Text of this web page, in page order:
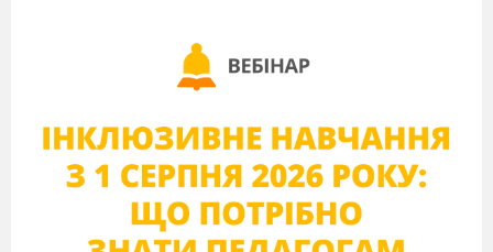
8
Вправа «Я
володію,
знаю, вмію! »
20 хв.
Чисті аркуші
формату А4,
кольорові
маркери,
буклети з